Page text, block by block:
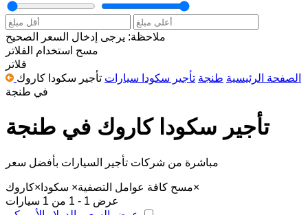
ملاحظة: يرجى إدخال السعر الصحيح
مسح استخدام الفلاتر
فلاتر
الصفحة الرئيسية طنجة تأجير سكودا سيارات تأجير سكودا كاروك
في طنجة
تأجير سكودا كاروك في طنجة
مباشرة من شركات تأجير السيارات بأفضل سعر
مسح كافة عوامل التصفية× سكودا×كاروك
×
عرض 1 - 1 من 1 سيارات